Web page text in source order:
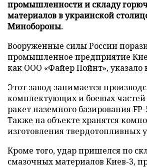
промышленности и складу
материалов в украинской
Минобороны.
Вооруженные силы России
промышленное предприятие
как ООО «Файер Пойнт», указало
Этот завод занимается
комплектующих и боевых
ракет наземного базирования
Также на объекте хранятся
изготовления твердотопливных
Кроме того, удар пришелся по
смазочных материалов Киев-3,